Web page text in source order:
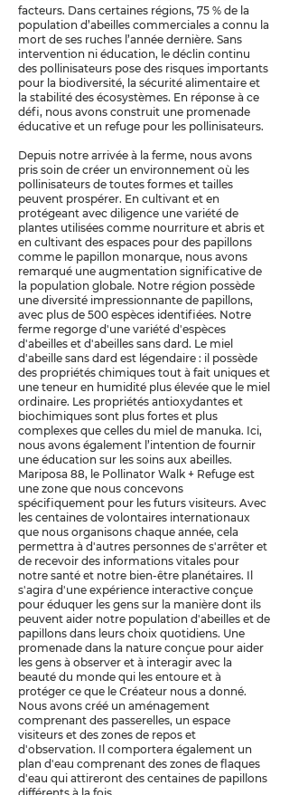
facteurs. Dans certaines régions, 75 % de la
population d’abeilles commerciales a connu la
mort de ses ruches l’année dernière. Sans
intervention ni éducation, le déclin continu
des pollinisateurs pose des risques importants
pour la biodiversité, la sécurité alimentaire et
la stabilité des écosystèmes. En réponse à ce
défi, nous avons construit une promenade
éducative et un refuge pour les pollinisateurs.
Depuis notre arrivée à la ferme, nous avons
pris soin de créer un environnement où les
pollinisateurs de toutes formes et tailles
peuvent prospérer. En cultivant et en
protégeant avec diligence une variété de
plantes utilisées comme nourriture et abris et
en cultivant des espaces pour des papillons
comme le papillon monarque, nous avons
remarqué une augmentation significative de
la population globale. Notre région possède
une diversité impressionnante de papillons,
avec plus de 500 espèces identifiées. Notre
ferme regorge d'une variété d'espèces
d'abeilles et d'abeilles sans dard. Le miel
d'abeille sans dard est légendaire : il possède
des propriétés chimiques tout à fait uniques et
une teneur en humidité plus élevée que le miel
ordinaire. Les propriétés antioxydantes et
biochimiques sont plus fortes et plus
complexes que celles du miel de manuka. Ici,
nous avons également l’intention de fournir
une éducation sur les soins aux abeilles.
Mariposa 88, le Pollinator Walk + Refuge est
une zone que nous concevons
spécifiquement pour les futurs visiteurs. Avec
les centaines de volontaires internationaux
que nous organisons chaque année, cela
permettra à d'autres personnes de s'arrêter et
de recevoir des informations vitales pour
notre santé et notre bien-être planétaires. Il
s'agira d'une expérience interactive conçue
pour éduquer les gens sur la manière dont ils
peuvent aider notre population d'abeilles et de
papillons dans leurs choix quotidiens. Une
promenade dans la nature conçue pour aider
les gens à observer et à interagir avec la
beauté du monde qui les entoure et à
protéger ce que le Créateur nous a donné.
Nous avons créé un aménagement
comprenant des passerelles, un espace
visiteurs et des zones de repos et
d'observation. Il comportera également un
plan d'eau comprenant des zones de flaques
d'eau qui attireront des centaines de papillons